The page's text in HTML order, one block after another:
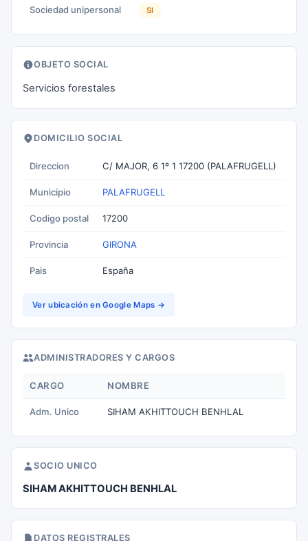
Sociedad unipersonal SI
OBJETO SOCIAL
Servicios forestales
DOMICILIO SOCIAL
Direccion C/ MAJOR, 6 1º 1 17200 (PALAFRUGELL)
Municipio PALAFRUGELL
Codigo postal 17200
Provincia GIRONA
Pais España
Ver ubicación en Google Maps →
ADMINISTRADORES Y CARGOS
CARGO NOMBRE
Adm. Unico SIHAM AKHITTOUCH BENHLAL
SOCIO UNICO
SIHAM AKHITTOUCH BENHLAL
DATOS REGISTRALES